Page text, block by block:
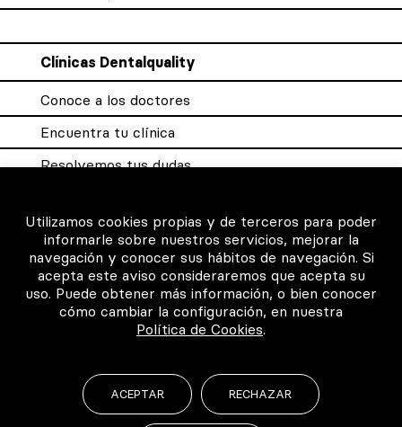
Clínicas Dentalquality
Conoce a los doctores
Encuentra tu clínica
Resolvemos tus dudas
Para los profesionales
Consigue tu certificado
Intranet clínicas certificadas
Música para los pacientes
Utilizamos cookies propias y de terceros para poder
informarle sobre nuestros servicios, mejorar la
navegación y conocer sus hábitos de navegación. Si
acepta este aviso consideraremos que acepta su
uso. Puede obtener más información, o bien conocer
cómo cambiar la configuración, en nuestra
Política de Cookies.
ACEPTAR RECHAZAR